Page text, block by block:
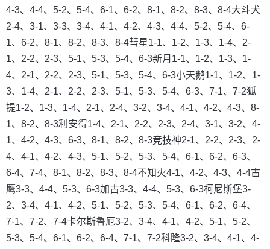
4-3、4-4、5-2、5-4、6-1、6-2、8-1、8-2、8-3、8-4大斗犬
2-4、3-1、3-3、3-4、4-1、4-2、4-3、4-4、5-2、5-4、6-
1、6-2、8-1、8-2、8-3、8-4彗星1-1、1-2、1-3、1-4、2-
1、2-2、2-3、5-1、5-3、5-4、6-3新月1-1、1-2、1-3、1-
4、2-1、2-2、2-3、5-1、5-3、5-4、6-3小天鹅1-1、1-2、1-
3、1-4、2-1、2-2、2-3、5-1、5-3、5-4、6-3、7-1、7-2狐
提1-2、1-3、1-4、2-1、2-4、3-2、3-4、4-1、4-2、4-3、8-
1、8-2、8-3利安得1-4、2-1、2-2、2-3、2-4、3-1、3-2、4-
1、4-2、4-3、6-3、8-1、8-2、8-3竞技神2-1、2-2、2-3、2-
4、4-1、4-2、4-3、5-1、5-2、5-3、5-4、6-1、6-2、6-3、
6-4、7-4、8-1、8-2、8-3、8-4不知火4-1、4-2、4-3、4-4古
鹰3-3、4-4、5-3、6-3加古3-3、4-4、5-3、6-3柯尼斯堡3-
2、3-4、4-1、4-2、5-1、5-2、5-3、5-4、6-1、6-2、6-4、
7-1、7-2、7-4卡尔斯鲁厄3-2、3-4、4-1、4-2、5-1、5-2、
5-3、5-4、6-1、6-2、6-4、7-1、7-2科隆3-2、3-4、4-1、4-